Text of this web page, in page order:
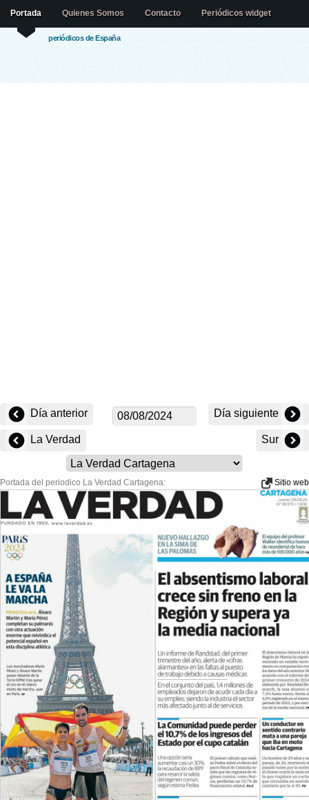
periódicos de España
Portada Quienes Somos Contacto Periódicos widget
Día anterior Día siguiente
La Verdad Sur
Portada del periodico La Verdad Cartagena: Sitio web